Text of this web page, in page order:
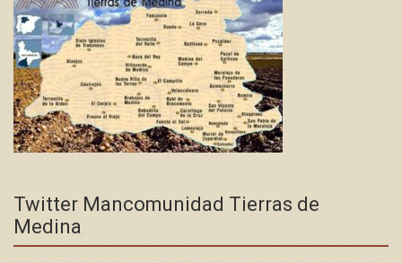
Twitter Mancomunidad Tierras de
Medina